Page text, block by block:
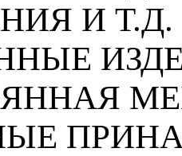
И Т.Д.